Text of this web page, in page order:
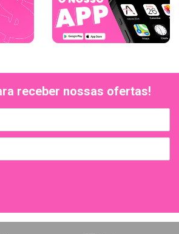
receber nossas ofertas!